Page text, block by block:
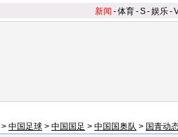
新闻 -体育-S-娱乐-
> 中国足球 > 中国国足 > 中国国奥队 > 国青动